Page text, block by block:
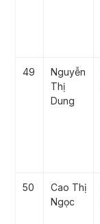
49
Nguyễn
Thị
Dung
50
Cao Thị
Ngọc